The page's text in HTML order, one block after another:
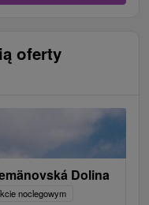
oferty
Dolina
noclegowym